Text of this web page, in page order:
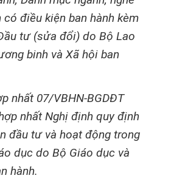
có điều kiện ban hành kèm
tư (sửa đổi) do Bộ Lao
binh và Xã hội ban
nhất 07/VBHN-BGDĐT
nhất Nghị định quy định
đầu tư và hoạt động trong
dục do Bộ Giáo dục và
hành.